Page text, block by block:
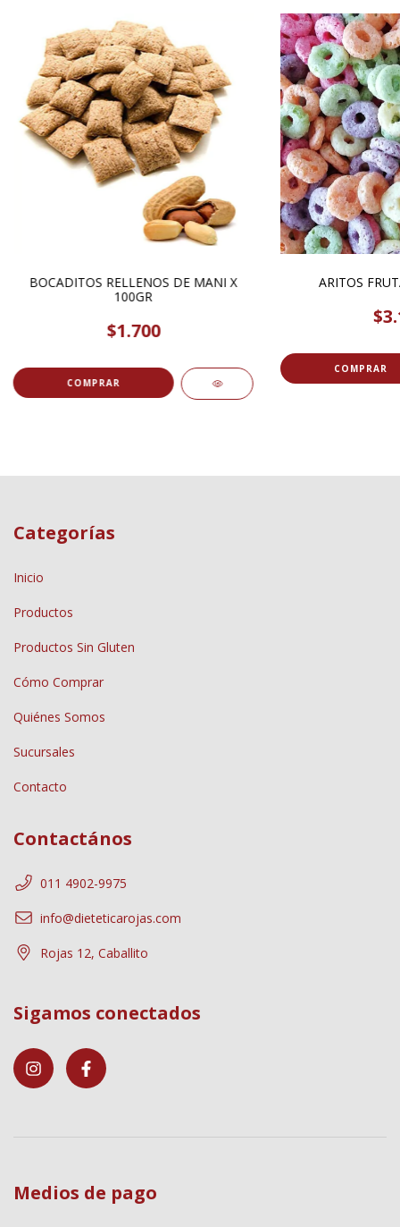
BOCADITOS RELLENOS DE MANI X
100GR
$1.700
COMPRAR
ARITOS
COMPRAR
Categorías
Inicio
Productos
Productos Sin Gluten
Cómo Comprar
Quiénes Somos
Sucursales
Contacto
Contactános
011 4902-9975
info@dieteticarojas.com
Rojas 12, Caballito
Sigamos conectados
Medios de pago